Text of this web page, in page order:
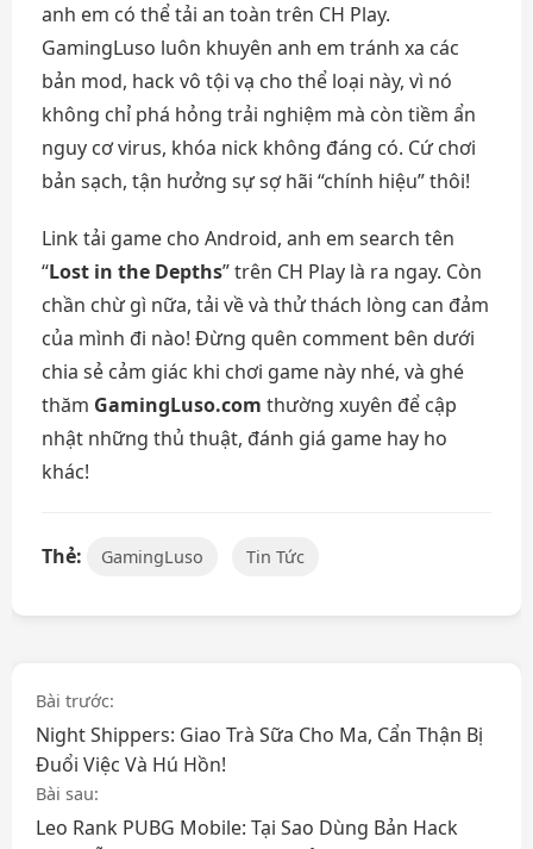
anh em có thể tải an toàn trên CH Play.
GamingLuso luôn khuyên anh em tránh xa các
bản mod, hack vô tội vạ cho thể loại này, vì nó
không chỉ phá hỏng trải nghiệm mà còn tiềm ẩn
nguy cơ virus, khóa nick không đáng có. Cứ chơi
bản sạch, tận hưởng sự sợ hãi “chính hiệu” thôi!
Link tải game cho Android, anh em search tên
“Lost in the Depths” trên CH Play là ra ngay. Còn
chần chừ gì nữa, tải về và thử thách lòng can đảm
của mình đi nào! Đừng quên comment bên dưới
chia sẻ cảm giác khi chơi game này nhé, và ghé
thăm GamingLuso.com thường xuyên để cập
nhật những thủ thuật, đánh giá game hay ho
khác!
Thẻ: GamingLuso Tin Tức
Điều
hướng
bài
Bài trước:
Night Shippers: Giao Trà Sữa Cho Ma, Cẩn Thận Bị
Đuổi Việc Và Hú Hồn!
Bài sau:
Leo Rank PUBG Mobile: Tại Sao Dùng Bản Hack